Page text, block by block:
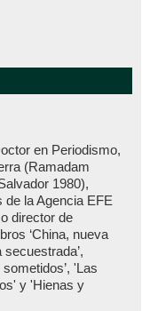
en Periodismo,
(Ramadam
1980),
de la Agencia EFE
director de
‘China, nueva
secuestrada’,
'Las
y 'Hienas y